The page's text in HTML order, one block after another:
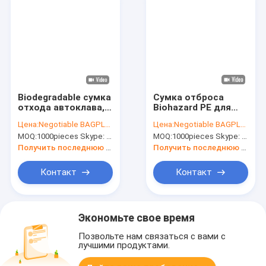
Biodegradable сумка
отхода автоклава,
красная сумка,
сумки образца,
Autoclavable сумки,
цитотоксические
ненужные сумки
Цена:Negotiable BAGPLASTICS@YAHOO.COM
MOQ:1000pieces Skype: mydearneil
Получить последнюю цену
Контакт
Сумка отброса
Biohazard PE для
заразных ненужных
сумок,
медицинской
здравоохранения,
здравоохранения,
Цена:Negotiable BAGPLASTICS@YAHOO.COM
MOQ:1000pieces Skype: mydearneil
Получить последнюю цену
Контакт
Экономьте свое время
Позвольте нам связаться с вами с
лучшими продуктами.